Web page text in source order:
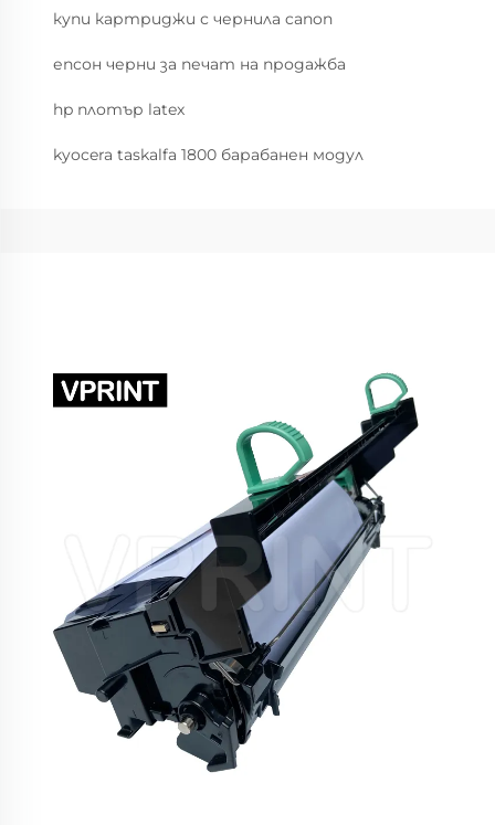
купи картриджи с чернила canon
епсон черни за печат на продажба
hp плотър latex
kyocera taskalfa 1800 барабанен модул